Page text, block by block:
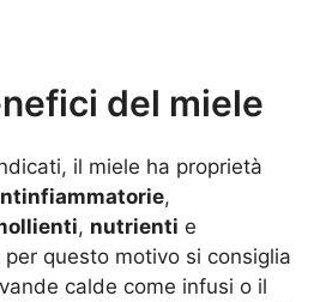
del miele
il miele ha proprietà
,
, nutrienti e
per questo motivo si consiglia
calde come infusi o il